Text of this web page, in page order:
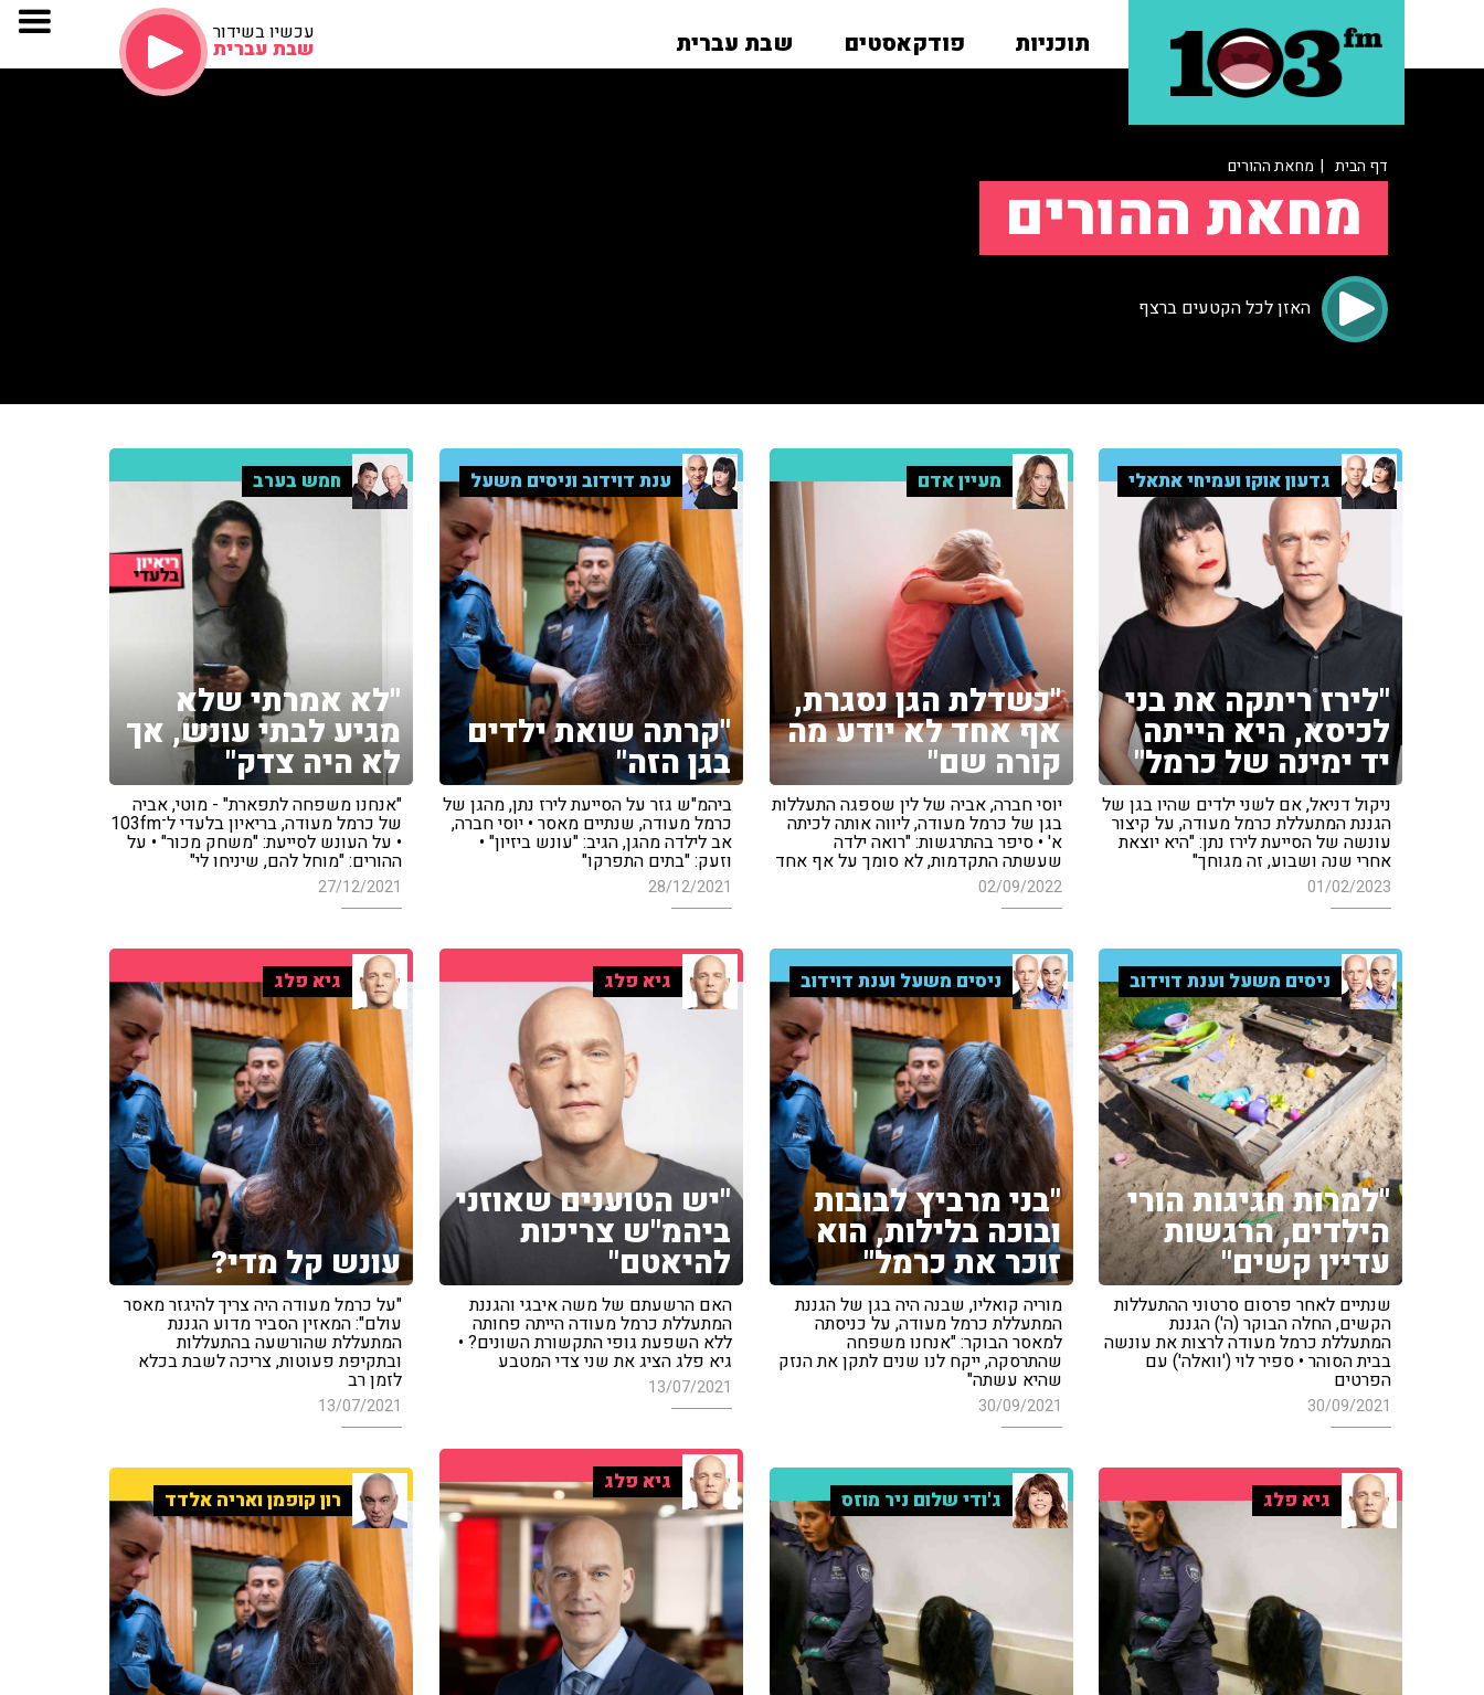
תוכניות פודקאסטים שבת עברית עכשיו בשידור
שבת עברית
דף הבית | מחאת ההורים
מחאת ההורים
האזן לכל הקטעים ברצף
גדעון אוקו ועמיחי אתאלי
"לירז ריתקה את בני
לכיסא, היא הייתה
יד ימינה של כרמל"
ניקול דניאל, אם לשני ילדים שהיו בגן של
הגננת המתעללת כרמל מעודה, על קיצור
עונשה של הסייעת לירז נתן: "היא יוצאת
אחרי שנה ושבוע, זה מגוחך"
01/02/2023
מעיין אדם
"כשדלת הגן נסגרת,
אף אחד לא יודע מה
קורה שם"
יוסי חברה, אביה של לין שספגה התעללות
בגן של כרמל מעודה, ליווה אותה לכיתה
א' • סיפר בהתרגשות: "רואה ילדה
שעשתה התקדמות, לא סומך על אף אחד
02/09/2022
ענת דוידוב וניסים משעל
"קרתה שואת ילדים
בגן הזה"
ביהמ"ש גזר על הסייעת לירז נתן, מהגן של
כרמל מעודה, שנתיים מאסר • יוסי חברה,
אב לילדה מהגן, הגיב: "עונש ביזיון" •
וזעק: "בתים התפרקו"
28/12/2021
חמש בערב
"לא אמרתי שלא
מגיע לבתי עונש, אך
לא היה צדק"
"אנחנו משפחה לתפארת" - מוטי, אביה
של כרמל מעודה, בריאיון בלעדי ל־103fm
• על העונש לסייעת: "משחק מכור" • על
ההורים: "מוחל להם, שיניחו לי"
27/12/2021
ניסים משעל וענת דוידוב
"למרות חגיגות הורי
הילדים, הרגשות
עדיין קשים"
שנתיים לאחר פרסום סרטוני ההתעללות
הקשים, החלה הבוקר (ה') הגננת
המתעללת כרמל מעודה לרצות את עונשה
בבית הסוהר • ספיר לוי ('וואלה') עם
הפרטים
30/09/2021
ניסים משעל וענת דוידוב
"בני מרביץ לבובות
ובוכה בלילות, הוא
זוכר את כרמל"
מוריה קואליו, שבנה היה בגן של הגננת
המתעללת כרמל מעודה, על כניסתה
למאסר הבוקר: "אנחנו משפחה
שהתרסקה, ייקח לנו שנים לתקן את הנזק
שהיא עשתה"
30/09/2021
גיא פלג
"יש הטוענים שאוזני
ביהמ"ש צריכות
להיאטם"
האם הרשעתם של משה איבגי והגננת
המתעללת כרמל מעודה הייתה פחותה
ללא השפעת גופי התקשורת השונים? •
גיא פלג הציג את שני צדי המטבע
13/07/2021
גיא פלג
עונש קל מדי?
"על כרמל מעודה היה צריך להיגזר מאסר
עולם": המאזין הסביר מדוע הגננת
המתעללת שהורשעה בהתעללות
ובתקיפת פעוטות, צריכה לשבת בכלא
לזמן רב
13/07/2021
גיא פלג
גיא פלג ג'ודי שלום ניר מוזס רון קופמן ואריה אלדד